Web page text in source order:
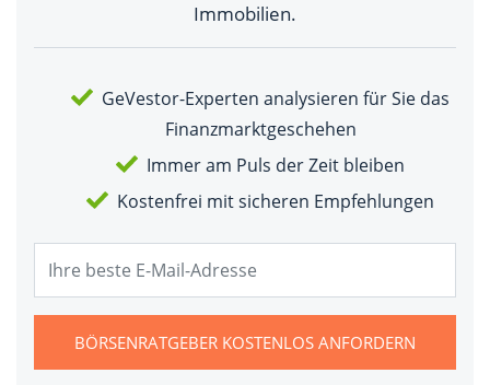
Immobilien.
GeVestor-Experten analysieren für Sie das
Finanzmarktgeschehen
Immer am Puls der Zeit bleiben
Kostenfrei mit sicheren Empfehlungen
BÖRSENRATGEBER KOSTENLOS ANFORDERN